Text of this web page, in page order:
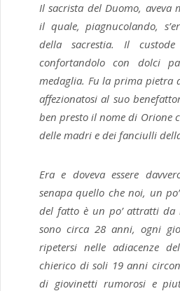
Il sacrista del Duomo,
il quale, piagnucolando,
della sacrestia. Il
confortandolo con dolci
medaglia. Fu la prima pietra
affezionatosi al suo
ben presto il nome di Orione
delle madri e dei fanciulli
Era e doveva essere
senapa quello che noi, un
del fatto è un po’ attratti da
sono circa 28 anni, ogni
ripetersi nelle adiacenze
chierico di soli 19 anni
di giovinetti rumorosi e